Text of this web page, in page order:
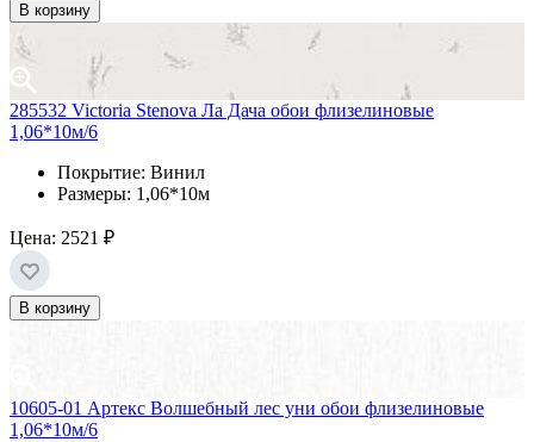
В корзину
285532 Victoria Stenova Ла Дача обои флизелиновые
1,06*10м/6
Покрытие: Винил
Размеры: 1,06*10м
Цена: 2521 ₽
В корзину
10605-01 Артекс Волшебный лес уни обои флизелиновые
1,06*10м/6